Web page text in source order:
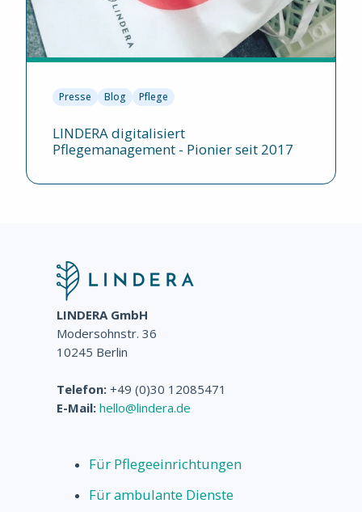
Presse Blog Pflege
LINDERA digitalisiert
Pflegemanagement - Pionier seit 2017
LINDERA GmbH
Modersohnstr. 36
10245 Berlin
Telefon: +49 (0)30 12085471
E-Mail: hello@lindera.de
Für Pflegeeinrichtungen
Für ambulante Dienste